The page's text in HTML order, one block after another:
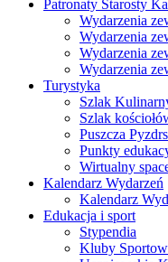
Patronaty Starosty
Wydarzenia
Wydarzenia
Wydarzenia
Wydarzenia
Turystyka
Szlak
Szlak
Puszcza
Punkty
Wirtualny
Kalendarz Wydarzeń
Kalendarz
Edukacja i sport
Stypendia
Kluby